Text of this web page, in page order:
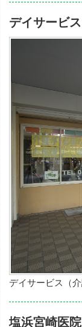
デイサービス
デイサービス（
塩浜宮崎医院